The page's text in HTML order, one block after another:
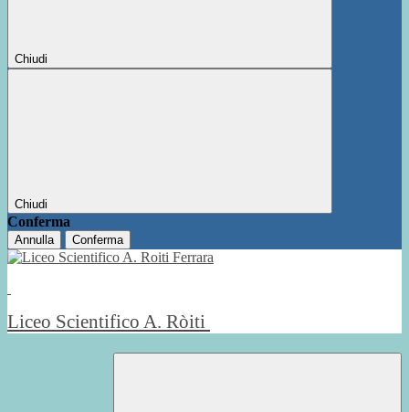
Chiudi
Chiudi
Conferma
Annulla Conferma
Liceo Scientifico A. Ròiti